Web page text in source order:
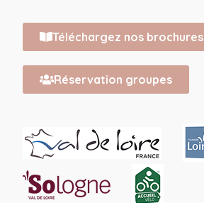
Téléchargez nos brochures
Réservation groupes